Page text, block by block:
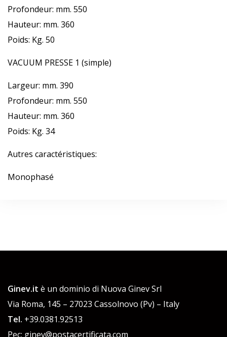
Profondeur: mm. 550
Hauteur: mm. 360
Poids: Kg. 50
VACUUM PRESSE 1 (simple)
Largeur: mm. 390
Profondeur: mm. 550
Hauteur: mm. 360
Poids: Kg. 34
Autres caractéristiques:
Monophasé
Ginev.it è un dominio di Nuova Ginev Srl
Via Roma, 145 – 27023 Cassolnovo (Pv) – Italy
Tel. +39.0381.92513
Pec: ginev@postacertificata.com